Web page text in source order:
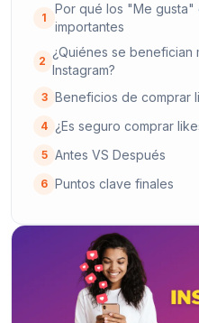
1
Por qué los "Me gusta"
importantes
2
¿Quiénes se
Instagram?
3 Beneficios de comprar
4 ¿Es seguro comprar
5 Antes VS Después
6 Puntos clave finales